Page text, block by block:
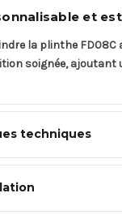
et
la plinthe
soignée, ajoutant
techniques